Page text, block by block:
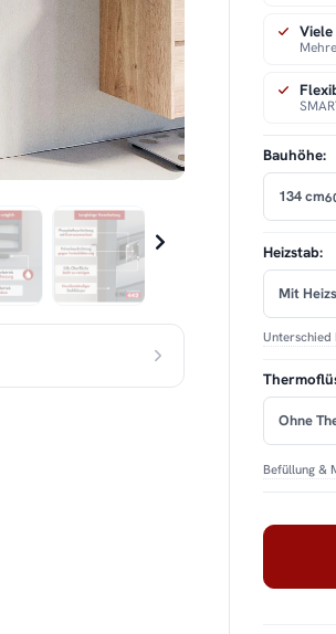
Bauhöhe:
134 cm
Heizstab:
Mit
Unterschied
Ohne
Befüllung &